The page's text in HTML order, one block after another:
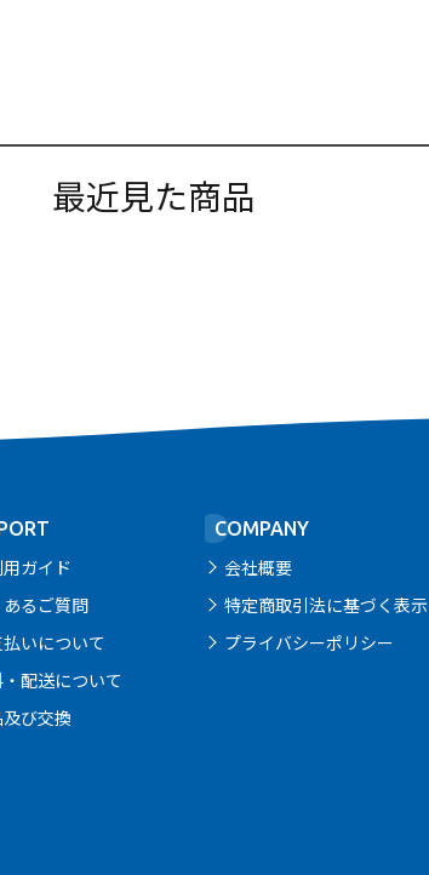
最近見た商品
用ガイド
あるご質問
払いについて
配送について
び交換
COMPANY
会社概要
特定商取引法に基づく表示
プライバシーポリシー